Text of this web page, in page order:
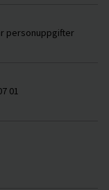
personuppgifter
01